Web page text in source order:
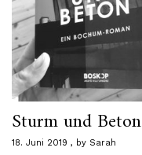
Sturm und Beton
18. Juni 2019 by Sarah